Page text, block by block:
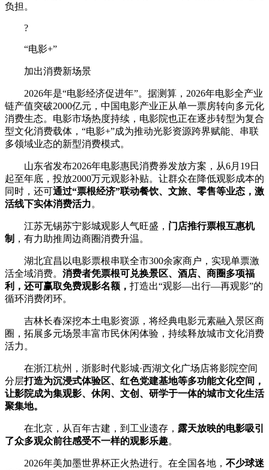
负担。
?
“电影+”
加出消费新场景
2026年是“电影经济促进年”。据测算，2026年电影全产业
链产值突破2000亿元，中国电影产业正从单一票房转向多元化
消费生态。电影市场热度持续，电影院也正在逐步转型为复合
型文化消费载体，“电影+”成为推动光影资源跨界赋能、串联
多领域业态的新型消费模式。
山东省发布2026年电影惠民消费券发放方案，从6月19日
起至年底，投放2000万元观影补贴。让群众在降低观影成本的
同时，还可通过“票根经济”联动餐饮、文旅、零售等业态，激
活线下实体消费活力。
江苏无锡苏宁影城观影人气旺盛， 门店推行票根互惠机
制 ，有力助推周边商圈消费升温。
湖北宜昌以电影票根串联全市300余家商户，实现单票激
活全域消费。 消费者凭票根可兑换景区、酒店、商圈多项福
利，还可赢取免费观影名额， 打造出“观影—出行—再观影”的
循环消费闭环。
吉林长春深挖本土电影资源，将经典电影元素融入景区商
圈，拓展多元场景丰富市民休闲体验，持续释放城市文化消费
活力。
在浙江杭州，浙影时代影城·西湖文化广场店将影院空间
分层打造为沉浸式体验区、红色党建基地等多功能文化空间，
让影院成为集观影、休闲、文创、研学于一体的城市文化生活
聚集地。
在北京，从百年古建，到工业遗存， 露天放映的电影吸引
了众多观众前往感受不一样的观影乐趣。
2026年美加墨世界杯正火热进行。在全国各地， 不少球迷